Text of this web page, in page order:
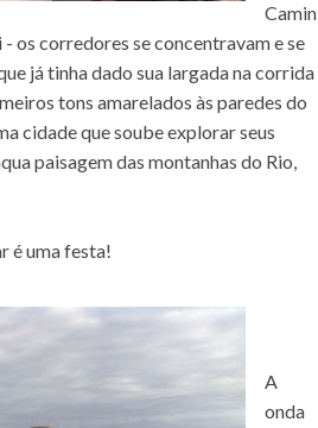
Camin
os corredores se concentravam e se
já tinha dado sua largada na corrida
tons amarelados às paredes do
cidade que soube explorar seus
paisagem das montanhas do Rio,
é uma festa!
A
onda